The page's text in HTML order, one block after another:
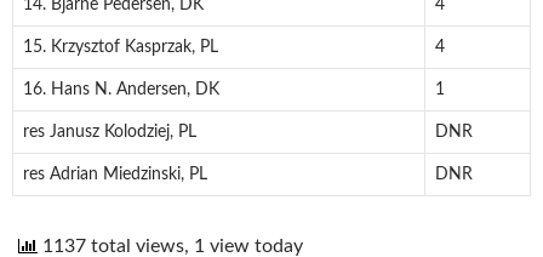
14. Bjarne Pedersen, DK 4
15. Krzysztof Kasprzak, PL 4
16. Hans N. Andersen, DK 1
res Janusz Kolodziej, PL DNR
res Adrian Miedzinski, PL DNR
1137 total views, 1 view today